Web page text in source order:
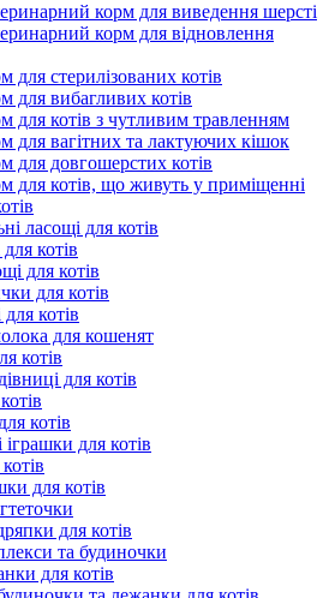
корм для виведення шерсті
корм для відновлення
для стерилізованих котів
для вибагливих котів
для котів з чутливим травленням
для вагітних та лактуючих кішок
для довгошерстих котів
для котів, що живуть у приміщенні
ласощі для котів
котів
для котів
для котів
котів
для кошенят
котів
для котів
котів
іграшки для котів
для котів
для котів
та будиночки
для котів